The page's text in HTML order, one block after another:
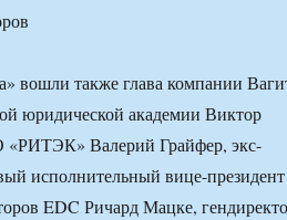
вошли также глава компании
юридической академии Виктор
«РИТЭК» Валерий Грайфер, экс-
исполнительный вице-президент
EDC Ричард Мацке,